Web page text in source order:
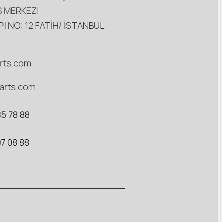
MERKEZI
NO: 12 FATİH/ İSTANBUL
78 88
08 88